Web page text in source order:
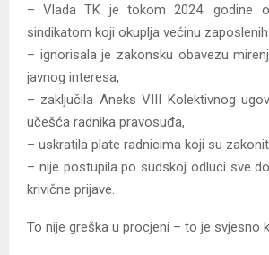
– Vlada TK je tokom 2024. godine
sindikatom koji okuplja većinu
– ignorisala je zakonsku obavezu
javnog interesa,
– zaključila Aneks VIII Kolektivnog
učešća radnika pravosuđa,
– uskratila plate radnicima koji su
– nije postupila po sudskoj odluci sve
krivične prijave.
To nije greška u procjeni – to je svjesno